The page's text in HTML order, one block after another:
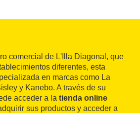
comercial de L'Illa Diagonal, que
diferentes, esta
en marcas como La
y Kanebo. A través de su
acceder a la tienda online
sus productos y acceder a